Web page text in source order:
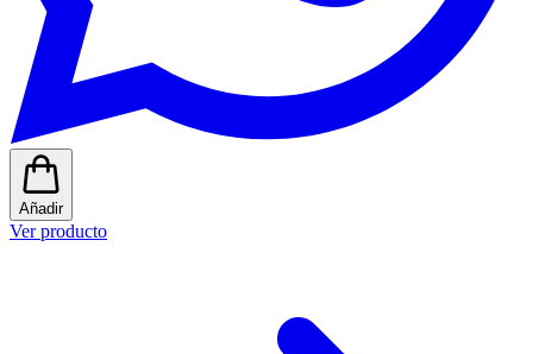
Añadir
Ver producto